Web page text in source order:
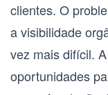
clientes. O
a visibilidade
vez mais difícil.
oportunidades